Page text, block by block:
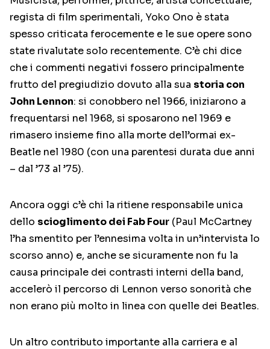
regista di film sperimentali, Yoko Ono è stata
spesso criticata ferocemente e le sue opere sono
state rivalutate solo recentemente. C’è chi dice
che i commenti negativi fossero principalmente
frutto del pregiudizio dovuto alla sua storia con
John Lennon: si conobbero nel 1966, iniziarono a
frequentarsi nel 1968, si sposarono nel 1969 e
rimasero insieme fino alla morte dell’ormai ex-
Beatle nel 1980 (con una parentesi durata due anni
– dal ’73 al ’75).
Ancora oggi c’è chi la ritiene responsabile unica
dello scioglimento dei Fab Four (Paul McCartney
l’ha smentito per l’ennesima volta in un’intervista lo
scorso anno) e, anche se sicuramente non fu la
causa principale dei contrasti interni della band,
accelerò il percorso di Lennon verso sonorità che
non erano più molto in linea con quelle dei Beatles.
Un altro contributo importante alla carriera e al